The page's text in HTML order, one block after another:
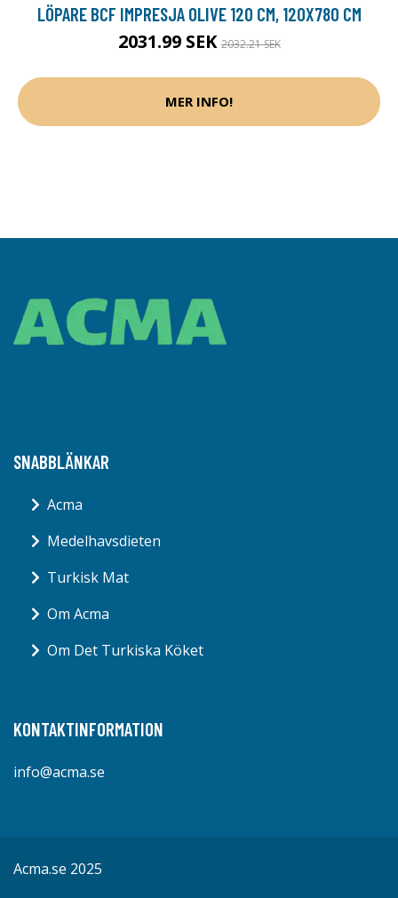
LÖPARE BCF IMPRESJA OLIVE 120 CM, 120X780 CM
2031.99 SEK2032.21 SEK
MER INFO!
SNABBLÄNKAR
Acma
Medelhavsdieten
Turkisk Mat
Om Acma
Om Det Turkiska Köket
KONTAKTINFORMATION
info@acma.se
Acma.se 2025